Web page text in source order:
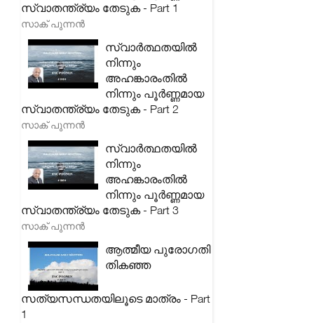
സ്വാതന്ത്ര്യം തേടുക - Part 1
സാക് പുന്നൻ
സ്വാർത്ഥതയിൽ
നിന്നും
അഹങ്കാരംതിൽ
നിന്നും പൂർണ്ണമായ
സ്വാതന്ത്ര്യം തേടുക - Part 2
സാക് പുന്നൻ
സ്വാർത്ഥതയിൽ
നിന്നും
അഹങ്കാരംതിൽ
നിന്നും പൂർണ്ണമായ
സ്വാതന്ത്ര്യം തേടുക - Part 3
സാക് പുന്നൻ
ആത്മീയ പുരോഗതി
തികഞ്ഞ
സത്യസന്ധതയിലൂടെ മാത്രം - Part
1